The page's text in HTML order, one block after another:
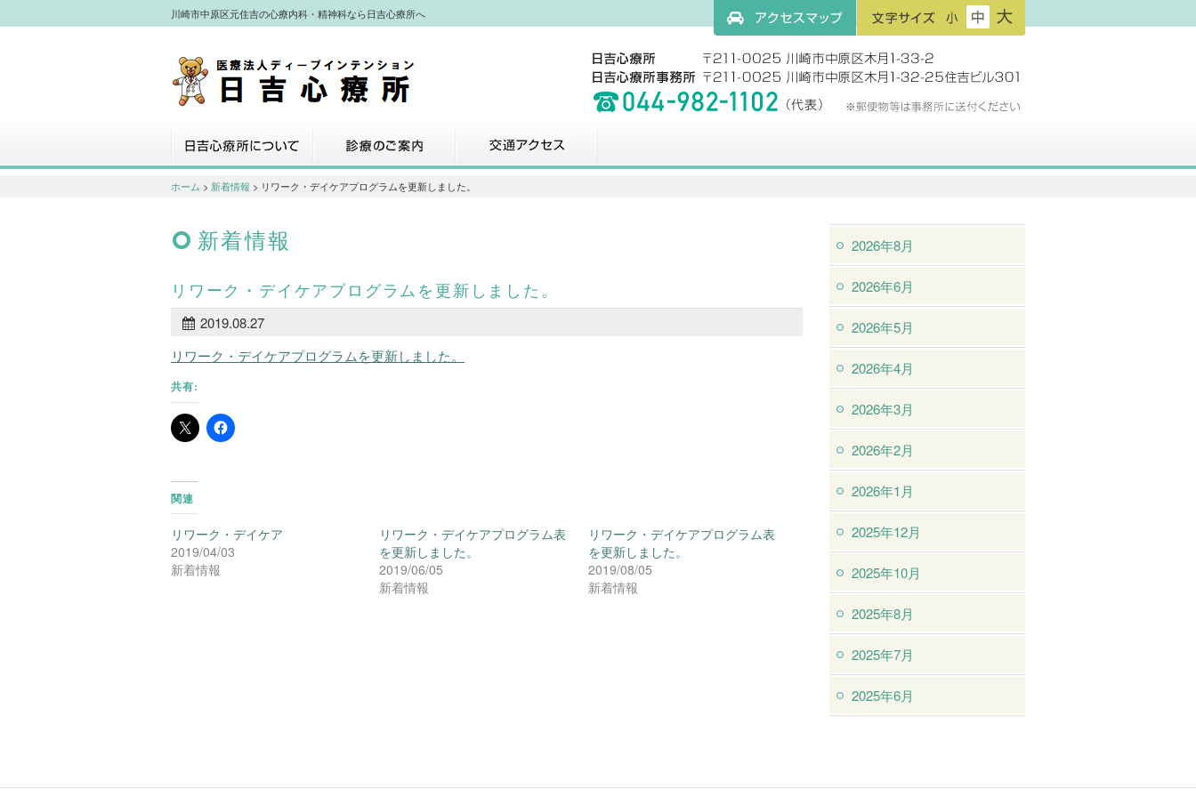
川崎市中原区元住吉の心療内科・精神科なら日吉心療所へ
フ
ン
サ
小
フ
ン
サ
中
フ
ン
サ
大
なら日吉心療所へ
日吉心療所について 診療のご案内 交通アクセス
ホーム > 新着情報 > リワーク・デイケアプログラムを更新しました。
新着情報
リワーク・デイケアプログラムを更新しました。
2019.08.27
リワーク・デイケアプログラムを更新しました。
共有:
関連
リワーク・デイケア
2019/04/03
新着情報
リワーク・デイケアプログラム表
を更新しました。
2019/06/05
新着情報
リワーク・デイケアプログラム表
を更新しました。
2019/08/05
新着情報
2026年8月
2026年6月
2026年5月
2026年4月
2026年3月
2026年2月
2026年1月
2025年12月
2025年10月
2025年8月
2025年7月
2025年6月